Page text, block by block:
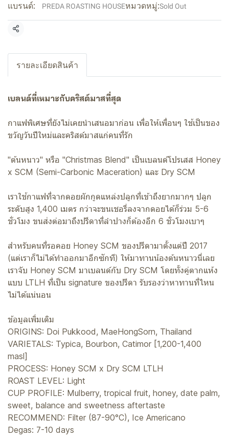
แบรนด์: PREDA ROASTING HOUSEหมวดหมู่:Sold Out
แชร์
รายละเอียดสินค้า
เบลนด์ที่เหมาะกับคริสต์มาสที่สุด
กาแฟพิเศษที่ยังไม่เคยนำเสนอมาก่อน เพื่อให้เพื่อนๆ ใช้เป็นของ
ขวัญวันปีใหม่และคริสต์มาสแก่คนที่รัก
"ต้นหนาว" หรือ "Christmas Blend" เป็นเบลนด์โปรเสส Honey
x SCM (Semi-Carbonic Maceration) และ Dry SCM
เราใช้กาแฟที่จากดอยผักกูดแหล่งปลูกที่เข้าถึงยากมากๆ ปลูก
ระดับสูง 1,400 เมตร กว่าจะขนเชอรี่ลงจากดอยได้ก็ร่วม 5-6
ชั่วโมง ขนส่งต่อมาถึงปรีดาที่ลำปางก็ต้องอีก 6 ชั่วโมงเบาๆ
สำหรับคนที่รอคอย Honey SCM ของปรีดามาตั้งแต่ปี 2017
(แต่เราก็ไม่ได้ทำออกมาอีกซักที) ให้มาทานน้องต้นหนาวนี่เลย
เราจับ Honey SCM มาเบลนด์กับ Dry SCM โดยทั้งคู่ตากแห้ง
แบบ LTLH ที่เป็น signature ของปรีดา รับรองว่าหาทานที่ไหน
ไม่ได้แน่นอน
ข้อมูลเพิ่มเติม
ORIGINS: Doi Pukkood, MaeHongSorn, Thailand
VARIETALS: Typica, Bourbon, Catimor [1,200-1,400
masl]
PROCESS: Honey SCM x Dry SCM LTLH
ROAST LEVEL: Light
CUP PROFILE: Mulberry, tropical fruit, honey,​ date​ palm,
sweet, balance and sweetness aftertaste
RECOMMEND: Filter (87-90°C), Ice Americano
Degas: 7-10 days